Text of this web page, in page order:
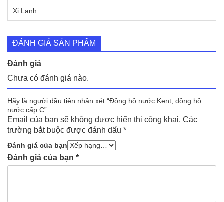
Xi Lanh
ĐÁNH GIÁ SẢN PHẨM
Đánh giá
Chưa có đánh giá nào.
Hãy là người đầu tiên nhận xét “Đồng hồ nước Kent, đồng hồ
nước cấp C”
Email của bạn sẽ không được hiển thị công khai. Các
trường bắt buộc được đánh dấu *
Đánh giá của bạn
Đánh giá của bạn *